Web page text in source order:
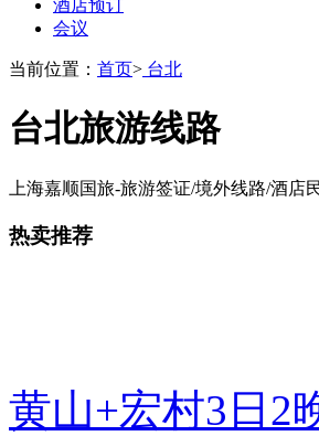
酒店预订
会议
当前位置： 首页> 台北
台北旅游线路
上海嘉顺国旅-旅游签证/境外线路/酒
热卖推荐
黄山+宏村3日2